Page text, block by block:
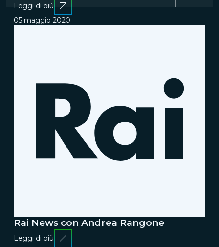
Leggi di più
05 maggio 2020
Rai News con Andrea Rangone
Leggi di più